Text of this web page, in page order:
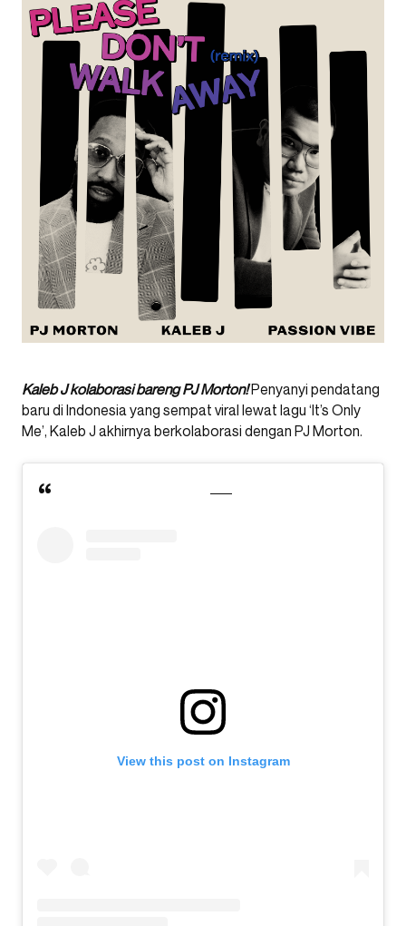
Kaleb J kolaborasi bareng PJ Morton!Penyanyi pendatang
baru di Indonesia yang sempat viral lewat lagu ‘It’s Only
Me’, Kaleb J akhirnya berkolaborasi dengan PJ Morton.
View this post on Instagram